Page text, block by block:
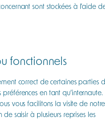
sont stockées à l’aide
fonctionnels
correct de certaines parties
en tant qu’internaute.
vous facilitons la visite de notre
saisir à plusieurs reprises les